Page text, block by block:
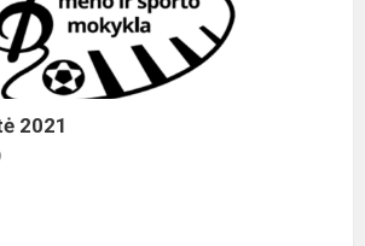
2021